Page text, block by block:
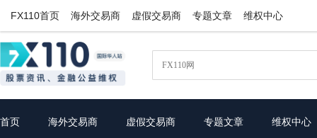
FX110首页 海外交易商 虚假交易商 专题文章 维权中心
首页 海外交易商 虚假交易商 专题文章 维权中心